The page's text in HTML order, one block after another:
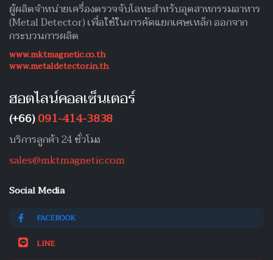
ผู้ผลิตจำหน่ายเครื่องตรวจจับโลหะสำหรับอุตสาหกรรมอาหาร
(Metal Detector) เพื่อใช้ในการคัดแยกเศษเหล็ก ออกจาก
กระบวนการผลิต
www.mktmagnetic.co.th
www.metaldetector.in.th
ฮอตไลน์คอลเซ็นเตอร์
(+66)091-414-3838
บริการลูกค้า 24 ชั่วโมง
sales@mktmagnetic.com
Social Media
FACEBOOK
LINE